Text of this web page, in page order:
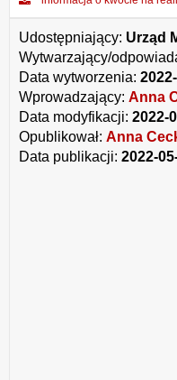
Udostępniający: Urząd
Wytwarzający/
Data wytworzenia:
Wprowadzający: Anna
Data modyfikacji: 2022-
Opublikował: Anna
Data publikacji: 2022-